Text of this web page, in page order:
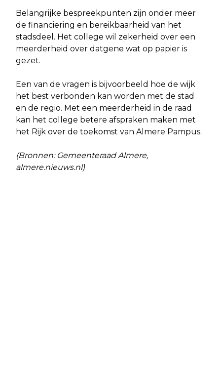
Belangrijke bespreekpunten zijn onder meer
de financiering en bereikbaarheid van het
stadsdeel. Het college wil zekerheid over een
meerderheid over datgene wat op papier is
gezet.
Een van de vragen is bijvoorbeeld hoe de wijk
het best verbonden kan worden met de stad
en de regio. Met een meerderheid in de raad
kan het college betere afspraken maken met
het Rijk over de toekomst van Almere Pampus.
(Bronnen: Gemeenteraad Almere,
almere.nieuws.nl)